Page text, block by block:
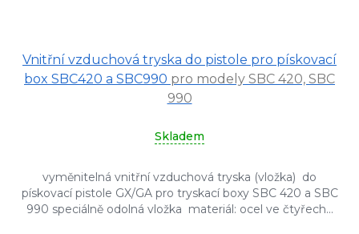
Vnitřní vzduchová tryska do pistole pro pískovací
box SBC420 a SBC990 pro modely SBC 420, SBC
990
Skladem
vyměnitelná vnitřní vzduchová tryska (vložka) do
pískovací pistole GX/GA pro tryskací boxy SBC 420 a SBC
990 speciálně odolná vložka materiál: ocel ve čtyřech...